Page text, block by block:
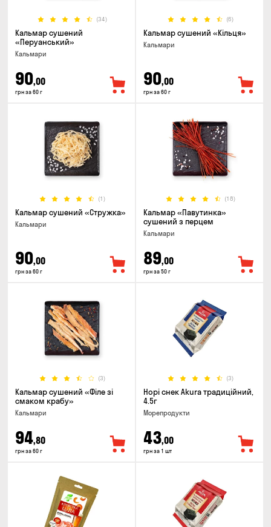
(34)
Кальмар сушений
«Перуанський»
Кальмари
90,00
грн за 60 г
(6)
Кальмар сушений «Кільця»
Кальмари
90,00
грн за 60 г
(1)
Кальмар сушений «Стружка»
Кальмари
90,00
грн за 60 г
(18)
Кальмар «Павутинка»
сушений з перцем
Кальмари
89,00
грн за 50 г
(3)
Кальмар сушений «Філе зі
смаком крабу»
Кальмари
94,80
грн за 60 г
(3)
Норі снек Akura традиційний,
4.5г
Морепродукти
43,00
грн за 1 шт